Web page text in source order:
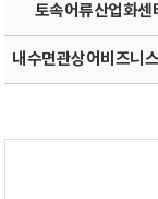
토속어류산업화센
내수면관상어비즈니